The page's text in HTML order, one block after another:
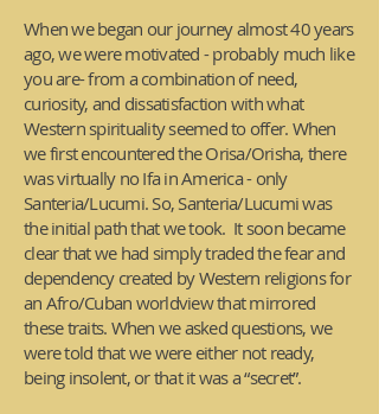
When we began our journey almost 40 years
ago, we were motivated - probably much like
you are- from a combination of need,
curiosity, and dissatisfaction with what
Western spirituality seemed to offer. When
we first encountered the Orisa/Orisha, there
was virtually no Ifa in America - only
Santeria/Lucumi. So, Santeria/Lucumi was
the initial path that we took. It soon became
clear that we had simply traded the fear and
dependency created by Western religions for
an Afro/Cuban worldview that mirrored
these traits. When we asked questions, we
were told that we were either not ready,
being insolent, or that it was a “secret”.